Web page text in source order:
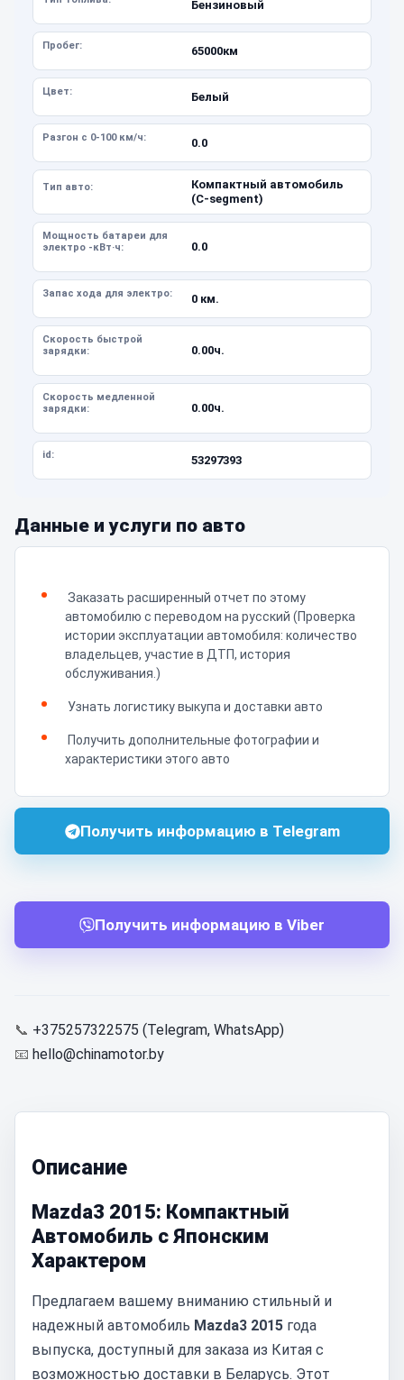
Бензиновый
Пробег: 65000км
Цвет: Белый
Разгон с 0-100 км/ч: 0.0
Тип авто:
Компактный автомобиль
(C-segment)
Мощность батареи для
электро -кВт·ч:
0.0
Запас хода для электро: 0 км.
Скорость быстрой
зарядки:
0.00ч.
Скорость медленной
зарядки:
0.00ч.
id: 53297393
Данные и услуги по авто
Заказать расширенный отчет по этому
автомобилю с переводом на русский (Проверка
истории эксплуатации автомобиля: количество
владельцев, участие в ДТП, история
обслуживания.)
Узнать логистику выкупа и доставки авто
Получить дополнительные фотографии и
характеристики этого авто
Получить информацию в Telegram
Получить информацию в Viber
📞 +375257322575 (Telegram, WhatsApp)
📧 hello@chinamotor.by
Описание
Mazda3 2015: Компактный
Автомобиль с Японским
Характером
Предлагаем вашему вниманию стильный и
надежный автомобиль Mazda3 2015 года
выпуска, доступный для заказа из Китая с
возможностью доставки в Беларусь. Этот